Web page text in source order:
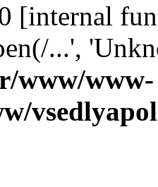
[internal
...',
www/www-